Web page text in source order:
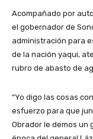
Acompañado por
el gobernador de
administración para
de la nación yaqui,
rubro de abasto de
“Yo digo las cosas
esfuerzo para que
Obrador le demos un